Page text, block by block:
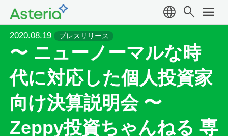
language search menu
2020.08.19 プレスリリース
〜 ニューノーマルな時
代に対応した個人投資家
向け決算説明会 〜
Zeppy投資ちゃんねる 専